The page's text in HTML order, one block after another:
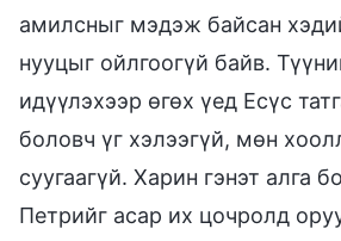
амилсныг мэдэж байсан
нууцыг ойлгоогүй байв.
идүүлэхээр өгөх үед Есүс
боловч үг хэлээгүй, мөн
суугаагүй. Харин гэнэт алга
Петрийг асар их цочролд